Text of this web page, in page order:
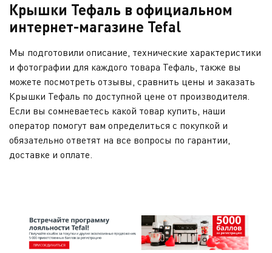
Крышки Тефаль в официальном
интернет-магазине Tefal
Мы подготовили описание, технические характеристики
и фотографии для каждого товара Тефаль, также вы
можете посмотреть отзывы, сравнить цены и заказать
Крышки Тефаль по доступной цене от производителя.
Если вы сомневаетесь какой товар купить, наши
оператор помогут вам определиться с покупкой и
обязательно ответят на все вопросы по гарантии,
доставке и оплате.